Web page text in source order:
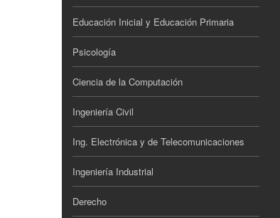
Educación Inicial y Educación Primaria
Psicología
Ciencia de la Computación
Ingeniería Civil
Ing. Electrónica y de Telecomunicaciones
Ingeniería Industrial
Derecho